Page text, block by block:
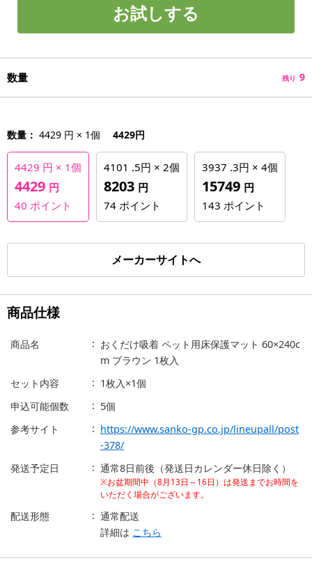
お試しする
数量 残り 9
数量： 4429 円 × 1個 4429円
4429 円 × 1個
4429 円
40 ポイント
4101 .5円 × 2個
8203 円
74 ポイント
3937 .3円 × 4個
15749 円
143 ポイント
メーカーサイトへ
商品仕様
商品名
おくだけ吸着 ペット用床保護マット 60×240c
m ブラウン 1枚入
セット内容
1枚入×1個
申込可能個数
5個
参考サイト
https://www.sanko-gp.co.jp/lineupall/post
-378/
発送予定日
通常8日前後（発送日カレンダー休日除く）
※お盆期間中（8月13日～16日）は発送までお時間を
いただく場合がございます。
配送形態
通常配送
詳細は こちら